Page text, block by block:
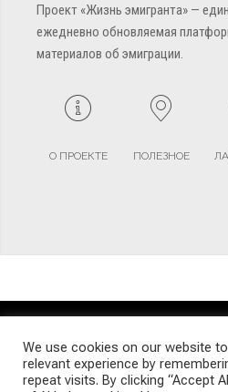
Проект «Жизнь эмигранта» —
ежедневно обновляемая
материалов об эмиграции.
О ПРОЕКТЕ ПОЛЕЗНОЕ
TERMS AND CONDITIONS
© Emigrants Life
We use cookies on our website
relevant experience by
repeat visits. By clicking “Accept